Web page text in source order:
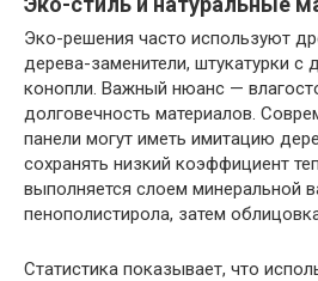
Эко-решения часто используют
дерева-заменители, штукатурки с
конопли. Важный нюанс —
долговечность материалов.
панели могут иметь имитацию
сохранять низкий коэффициент
выполняется слоем минеральной
пенополистирола, затем
Статистика показывает, что